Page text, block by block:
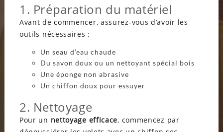
1. Préparation du matériel
Avant de commencer, assurez-vous d’avoir les
outils nécessaires :
Un seau d’eau chaude
Du savon doux ou un nettoyant spécial bois
Une éponge non abrasive
Un chiffon doux pour essuyer
2. Nettoyage
Pour un nettoyage efficace, commencez par